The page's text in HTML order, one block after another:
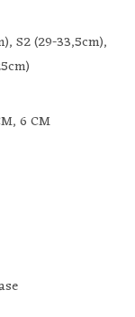
S2 (29-33,5cm),
6 CM